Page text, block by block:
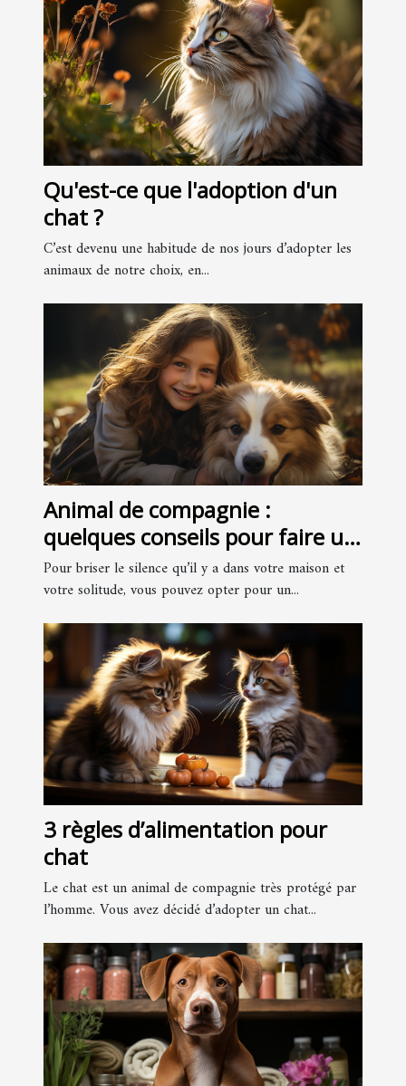
Qu'est-ce que l'adoption d'un
chat ?
C’est devenu une habitude de nos jours d’adopter les
animaux de notre choix, en...
Animal de compagnie :
quelques conseils pour faire un
bon choix
Pour briser le silence qu’il y a dans votre maison et
votre solitude, vous pouvez opter pour un...
3 règles d’alimentation pour
chat
Le chat est un animal de compagnie très protégé par
l’homme. Vous avez décidé d’adopter un chat...